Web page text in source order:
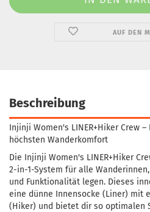
AUF DEN
Beschreibung
Injinji Women's LINER+Hiker Crew
höchsten Wanderkomfort
Die Injinji Women's LINER+Hiker
2-in-1-System für alle
und Funktionalität legen. Dieses
eine dünne Innensocke (Liner) mit
(Hiker) und bietet dir so optimalen